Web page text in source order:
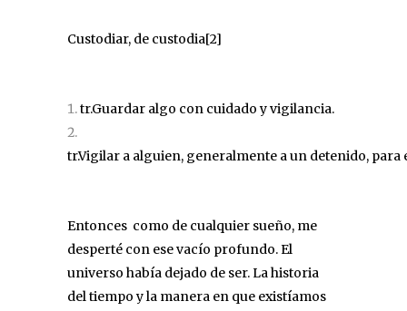
Custodiar, de custodia[2]
tr.Guardar algo con cuidado y vigilancia.
tr.Vigilar a alguien, generalmente a un detenido, para
Entonces como de cualquier sueño, me
desperté con ese vacío profundo. El
universo había dejado de ser. La historia
del tiempo y la manera en que existíamos